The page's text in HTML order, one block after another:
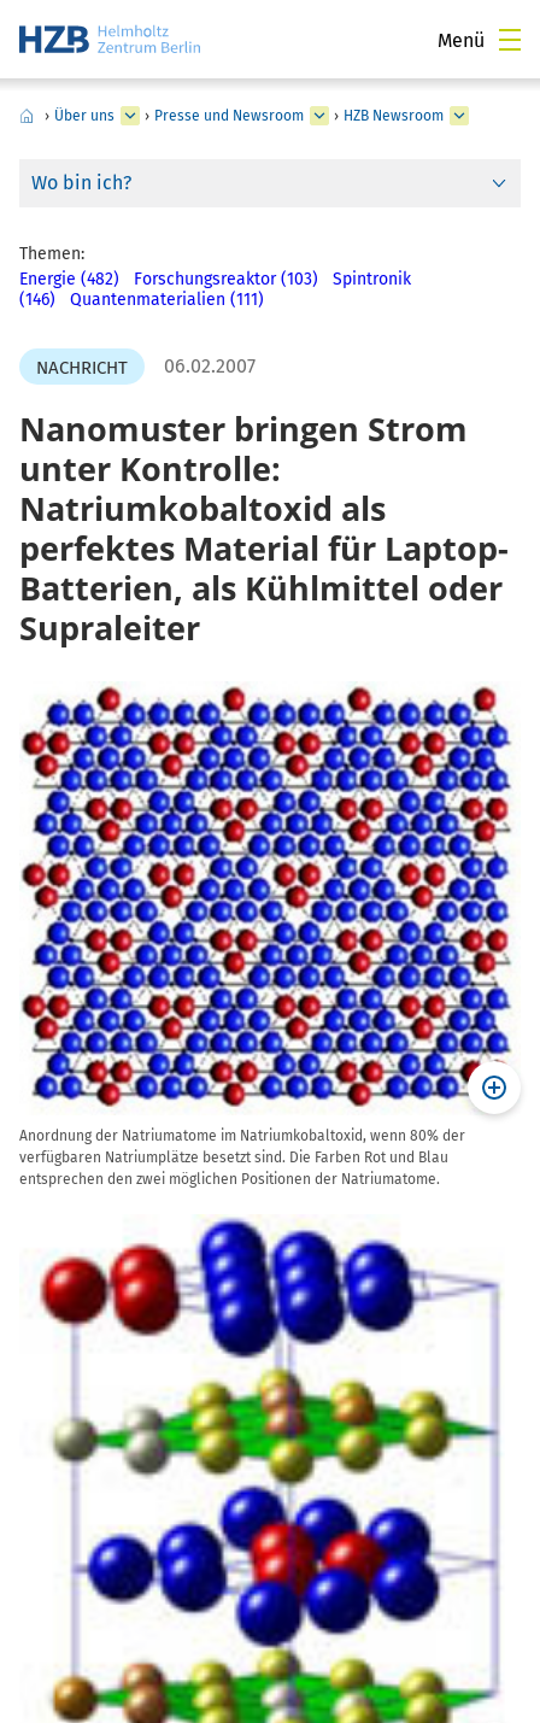
Menü
› Über uns › Presse und Newsroom › HZB Newsroom
Wo bin ich?
Themen:
Energie (482)
Forschungsreaktor (103)
Spintronik
(146)
Quantenmaterialien (111)
NACHRICHT 06.02.2007
Nanomuster bringen Strom
unter Kontrolle:
Natriumkobaltoxid als
perfektes Material für Laptop-
Batterien, als Kühlmittel oder
Supraleiter
Anordnung der Natriumatome im Natriumkobaltoxid, wenn 80% der
verfügbaren Natriumplätze besetzt sind. Die Farben Rot und Blau
entsprechen den zwei möglichen Positionen der Natriumatome.